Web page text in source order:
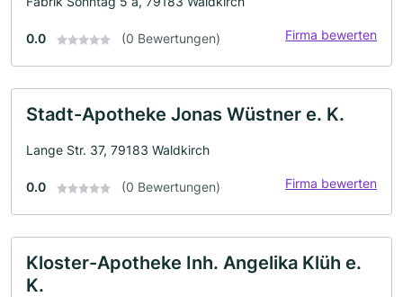
0.0 (0 Bewertungen) Firma bewerten
Stadt-Apotheke Jonas Wüstner e. K.
Lange Str. 37, 79183 Waldkirch
0.0 (0 Bewertungen) Firma bewerten
Kloster-Apotheke Inh. Angelika Klüh e.
K.